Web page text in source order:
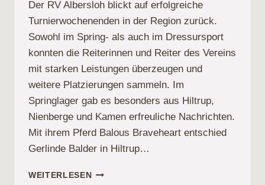
Der RV Albersloh blickt auf erfolgreiche
Turnierwochenenden in der Region zurück.
Sowohl im Spring- als auch im Dressursport
konnten die Reiterinnen und Reiter des Vereins
mit starken Leistungen überzeugen und
weitere Platzierungen sammeln. Im
Springlager gab es besonders aus Hiltrup,
Nienberge und Kamen erfreuliche Nachrichten.
Mit ihrem Pferd Balous Braveheart entschied
Gerlinde Balder in Hiltrup…
WEITERLESENRV